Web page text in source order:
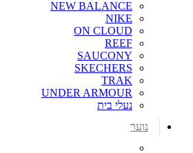
NEW BALANCE
NIKE
ON CLOUD
REEF
SAUCONY
SKECHERS
TRAK
UNDER ARMOUR
נעלי בית
נוער